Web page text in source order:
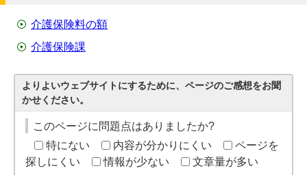
介護保険料の額
介護保険課
よりよいウェブサイトにするために、ページのご感想をお聞
かせください。
このページに問題点はありましたか?
特にない
内容が分かりにくい
ページを
探しにくい
情報が少ない 文章量が多い